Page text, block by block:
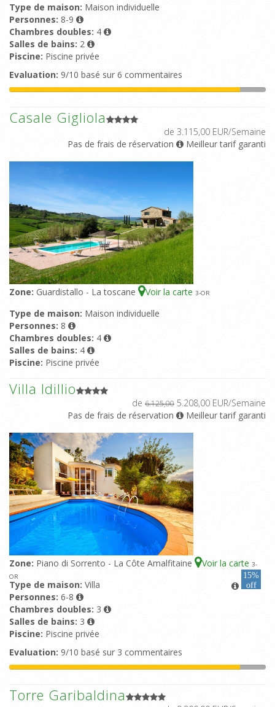
Type de maison: Maison individuelle
Personnes: 8-9
Chambres doubles: 4
Salles de bains: 2
Piscine: Piscine privée
Evaluation: 9/10 basé sur 6 commentaires
Casale Gigliola
de 3.115,00 EUR/Semaine
Pas de frais de réservation
Meilleur tarif garanti
Zone: Guardistallo - La toscane Voir la carte 3-OR
Type de maison: Maison individuelle
Personnes: 8
Chambres doubles: 4
Salles de bains: 4
Piscine: Piscine privée
Villa Idillio
de 6.125,00 5.208,00 EUR/Semaine
Pas de frais de réservation
Meilleur tarif garanti
Zone: Piano di Sorrento - La Côte Amalfitaine Voir la carte 3-
OR
15%
off
Type de maison: Villa
Personnes: 6-8
Chambres doubles: 3
Salles de bains: 3
Piscine: Piscine privée
Evaluation: 9/10 basé sur 3 commentaires
Torre Garibaldina